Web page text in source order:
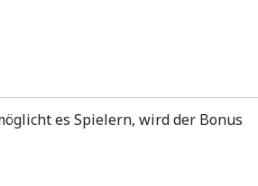
es Spielern, wird der Bonus